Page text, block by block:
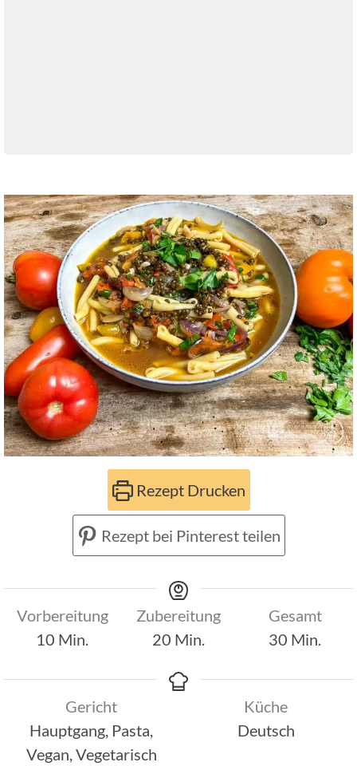
Rezept Drucken
Rezept bei Pinterest teilen
Vorbereitung
10 Minuten
Min.
Zubereitung
20 Minuten
Min.
Gesamt
30 Minuten
Min.
Gericht
Hauptgang, Pasta,
Vegan, Vegetarisch
Küche
Deutsch